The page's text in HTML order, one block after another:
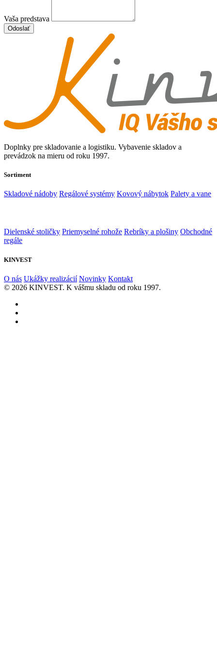
Vaša predstava
Odoslať
Doplnky pre skladovanie a logistiku. Vybavenie skladov a
prevádzok na mieru od roku 1997.
Sortiment
Skladové nádoby Regálové systémy Kovový nábytok Palety a vane
Dielenské stoličky Priemyselné rohože Rebríky a plošiny Obchodné
regále
KINVEST
O nás Ukážky realizácií Novinky Kontakt
© 2026 KINVEST. K vášmu skladu od roku 1997.